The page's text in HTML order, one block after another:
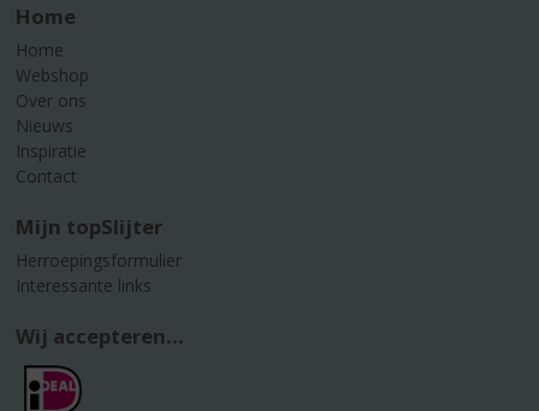
Home
Home
Webshop
Over ons
Nieuws
Inspiratie
Contact
Mijn topSlijter
Herroepingsformulier
Interessante links
Wij accepteren...